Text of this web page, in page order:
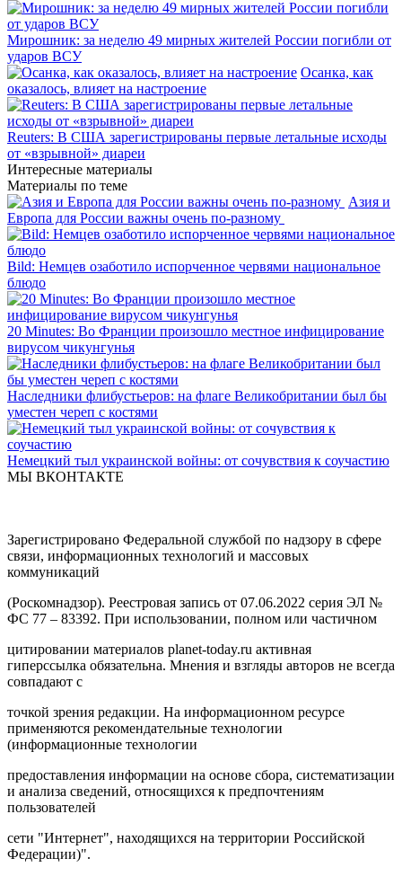
Мирошник: за неделю 49 мирных жителей России погибли от
ударов ВСУ
Осанка, как
оказалось, влияет на настроение
Reuters: В США зарегистрированы первые летальные исходы
от «взрывной» диареи
Интересные материалы
Материалы по теме
Азия и
Европа для России важны очень по-разному
Bild: Немцев озаботило испорченное червями национальное
блюдо
20 Minutes: Во Франции произошло местное инфицирование
вирусом чикунгунья
Наследники флибустьеров: на флаге Великобритании был бы
уместен череп с костями
Немецкий тыл украинской войны: от сочувствия к соучастию
МЫ ВКОНТАКТЕ
Зарегистрировано Федеральной службой по надзору в сфере
связи, информационных технологий и массовых
коммуникаций
(Роскомнадзор). Реестровая запись от 07.06.2022 серия ЭЛ №
ФС 77 – 83392. При использовании, полном или частичном
цитировании материалов planet-today.ru активная
гиперссылка обязательна. Мнения и взгляды авторов не всегда
совпадают с
точкой зрения редакции. На информационном ресурсе
применяются рекомендательные технологии
(информационные технологии
предоставления информации на основе сбора, систематизации
и анализа сведений, относящихся к предпочтениям
пользователей
сети "Интернет", находящихся на территории Российской
Федерации)".